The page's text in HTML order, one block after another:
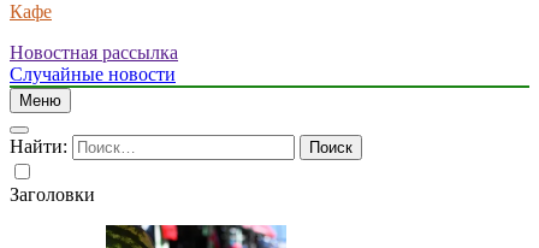
Кафе
Новостная рассылка
Случайные новости
Меню
Найти:
Заголовки